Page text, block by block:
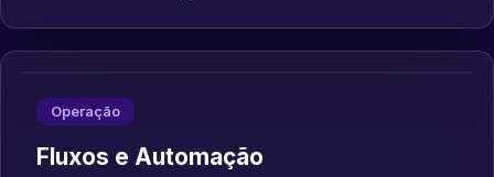
Operação
Fluxos e Automação